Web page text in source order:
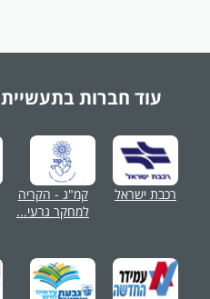
עוד חברות בתעשיית
רכבת ישראל
קמ"ג - הקריה
למחקר גרעי...